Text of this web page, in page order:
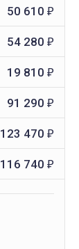
50 610 ₽
54 280 ₽
19 810 ₽
91 290 ₽
123 470 ₽
116 740 ₽